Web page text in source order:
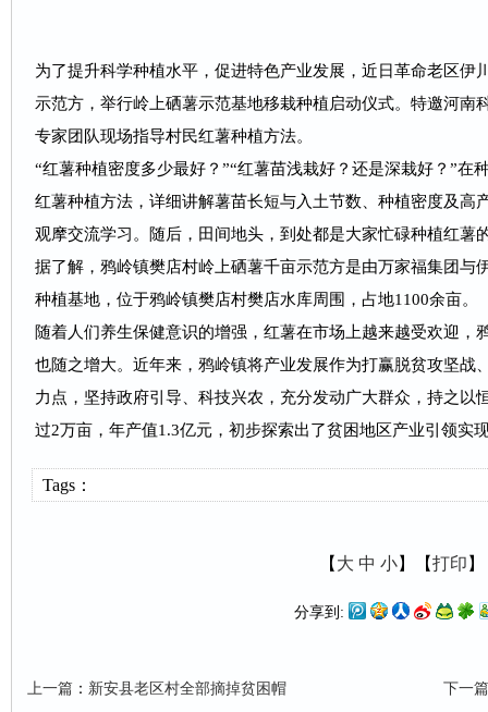
为了提升科学种植水平，促进特色产业发展，近日革命老区伊
示范方，举行岭上硒薯示范基地移栽种植启动仪式。特邀河南
专家团队现场指导村民红薯种植方法。
“红薯种植密度多少最好？”“红薯苗浅栽好？还是深栽好？”在
红薯种植方法，详细讲解薯苗长短与入土节数、种植密度及高
观摩交流学习。随后，田间地头，到处都是大家忙碌种植红薯
据了解，鸦岭镇樊店村岭上硒薯千亩示范方是由万家福集团与
种植基地，位于鸦岭镇樊店村樊店水库周围，占地1100余亩。
随着人们养生保健意识的增强，红薯在市场上越来越受欢迎，
也随之增大。近年来，鸦岭镇将产业发展作为打赢脱贫攻坚战
力点，坚持政府引导、科技兴农，充分发动广大群众，持之以
过2万亩，年产值1.3亿元，初步探索出了贫困地区产业引领实
Tags：
【 大 中 小】【打印 】
分享到:
上一篇 ： 新安县老区村全部摘掉贫困帽 下一篇